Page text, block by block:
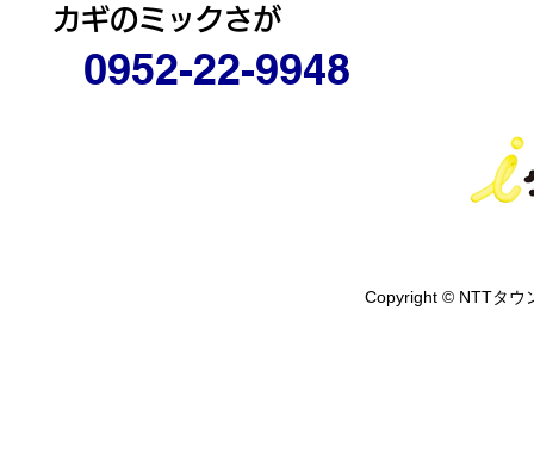
カギのミックさが
0952-22-9948
Copyright © NTTタウ